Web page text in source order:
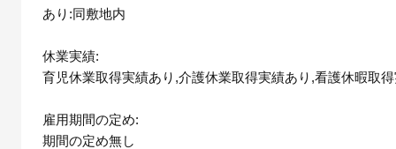
あり:同敷地内
休業実績:
育児休業取得実績あり,介護休業取得実績あり,看護休暇取得
雇用期間の定め:
期間の定め無し